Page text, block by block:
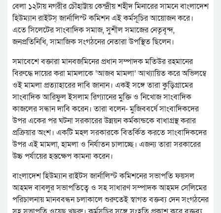
বেলা ১২টায় নগরীর চৌহাট্টায় কেন্দ্রীয় শহীদ মিনারের সামনে বাংলাদেশ
হিউম্যান রাইটস্ জার্নালিস্ট কমিশন এই কর্মসূচির আয়োজন করে।
এতে সিলেটের সাংবাদিক সমাজ, সুশীল সমাজের নেতৃবৃন্দ,
জনপ্রতিনিধি, সামাজিক সংগঠনের নেতারা উপস্থিত ছিলেন।
সমাবেশে বক্তারা মানবজমিনের প্রধান সম্পাদক মতিউর রহমানের
বিরুদ্ধে দায়ের করা মামলাকে ‘আজব মামলা’ আখ্যায়িত করে অভিলম্বে
ওই মামলা প্রত্যাহারের দাবি জানান। একই সঙ্গে তারা কুড়িগ্রামের
সাংবাদিক আরিফুল ইসলাম রিগ্যানের মুক্তি ও নিখোজ সাংবাদিক
কাজলের সন্ধান দাবি করেন। তারা বলেন- মুজিববর্ষে সাংবাদিকদের
উপর একের পর ঘটনা সরকারের উন্নয়ন কর্মকান্ডকে বাধাগ্রস্থ করার
প্রক্রিয়ার অংশ। একটি মহল সরকারকে বিতর্কিত করতে সাংবাদিকদের
উপর এই মামলা, হামলা ও নির্যাতন চালাচ্ছে। এজন্য তারা সরকারের
উচ্চ পর্যায়ের হস্তক্ষেপ কামনা করেন।
বাংলাদেশ হিউম্যান রাইটস জার্নালিস্ট কমিশনের সভাপতি ফয়সল
আহমদ বাবলুর সভাপতিত্বে ও সহ সাধারণ সম্পাদক আহমদ সেলিমের
পরিচালনায় মানববন্ধন চলাকালে শুরুতেই স্বাগত বক্তব্য দেন সংগঠনের